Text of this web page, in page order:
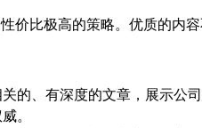
价比极高的策略。优质的内
关的、有深度的文章，展示公
。